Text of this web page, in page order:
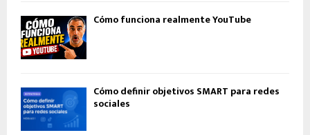
Cómo funciona realmente YouTube
Cómo definir objetivos SMART para redes
sociales